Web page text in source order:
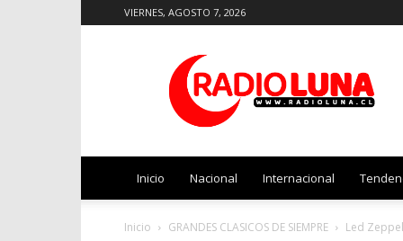
VIERNES, AGOSTO 7, 2026
Luna
Inicio Nacional Internacional
Inicio GRANDES CLASICOS DE SIEMPRE Led